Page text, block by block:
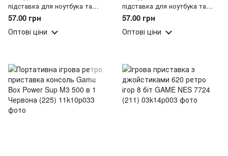
підставка для ноутбука та
планшета Multi Position
Рожевий (205)
57.00 грн
Оптові ціни
підставка для ноутбука та
планшета Multi Position Білий
(205)
57.00 грн
Оптові ціни